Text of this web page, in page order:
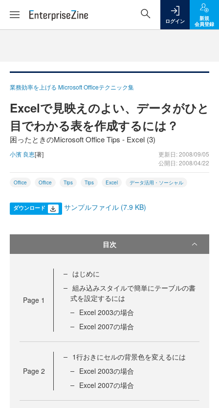
ログイン
新規
会員登録
業務効率を上げる Microsoft Officeテクニック集
Excelで見映えのよい、データがひと
目でわかる表を作成するには？
困ったときのMicrosoft Office Tips - Excel (3)
小濱 良恵[著]
更新日: 2008/09/05
公開日: 2008/04/22
Office Office Tips Tips Excel データ活用・ソーシャル
ダウンロード サンプルファイル (7.9 KB)
目次
Page 1
はじめに
組み込みスタイルで簡単にテーブルの書
式を設定するには
Excel 2003の場合
Excel 2007の場合
Page 2
1行おきにセルの背景色を変えるには
Excel 2003の場合
Excel 2007の場合